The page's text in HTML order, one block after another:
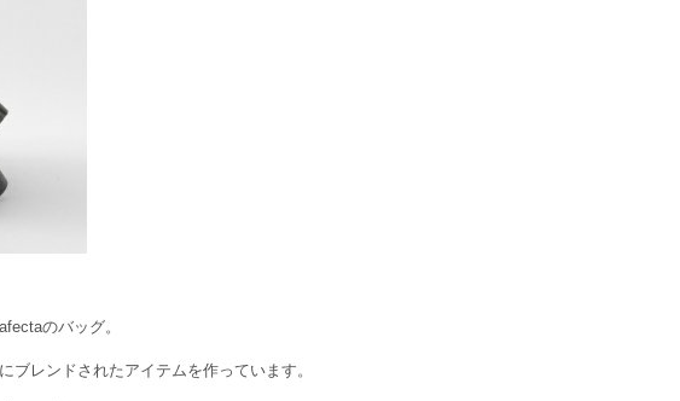
のバッグ。
ブレンドされたアイテムを作っています。